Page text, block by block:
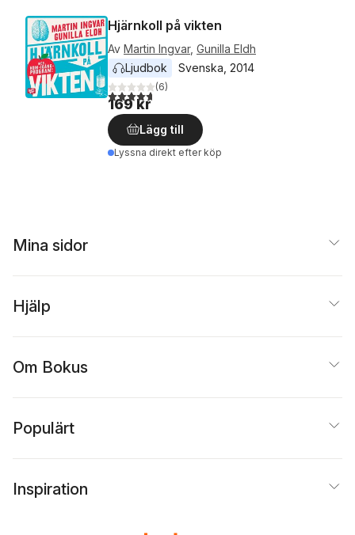
Hjärnkoll på vikten
Av Martin Ingvar, Gunilla Eldh
Ljudbok
Svenska 2014
4,7utav 5 stjärnor. Totalt antal röster:
(6)
169 kr
Lägg till
Lyssna direkt efter köp
Mina sidor
Hjälp
Om Bokus
Populärt
Inspiration